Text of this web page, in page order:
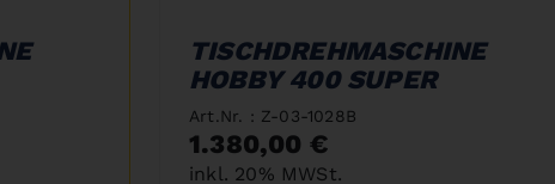
TISCHDREHMASCHINE
HOBBY 400 SUPER
Art.Nr. : Z-03-1028B
1.380,00 €
inkl. 20% MWSt.